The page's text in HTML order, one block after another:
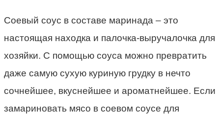
Соевый соус в составе маринада – это
настоящая находка и палочка-выручалочка для
хозяйки. С помощью соуса можно превратить
даже самую сухую куриную грудку в нечто
сочнейшее, вкуснейшее и ароматнейшее. Если
замариновать мясо в соевом соусе для